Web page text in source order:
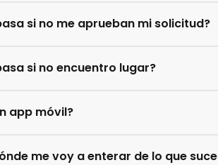
si no me aprueban mi solicitud?
si no encuentro lugar?
app móvil?
me voy a enterar de lo que